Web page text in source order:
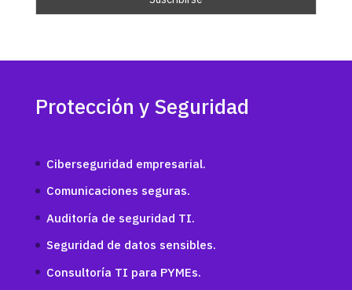
Protección y Seguridad
Ciberseguridad empresarial.
Comunicaciones seguras.
Auditoría de seguridad TI.
Seguridad de datos sensibles.
Consultoría TI para PYMEs.